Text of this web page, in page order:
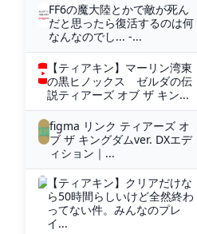
FF6の魔大陸とかで敵が死ん
だと思ったら復活するのは何
なんなのでし... -...
【ティアキン】マーリン湾東
の黒ヒノックス ゼルダの伝
説ティアーズ オブ ザ キン...
figma リンク ティアーズ オ
ブ ザ キングダムver. DXエデ
ィション｜...
【ティアキン】クリアだけな
ら50時間らしいけど全然終わ
ってない件。みんなのプレ
イ...